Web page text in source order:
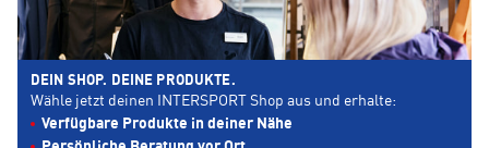
DEIN SHOP. DEINE PRODUKTE.
Wähle jetzt deinen INTERSPORT Shop aus und erhalte:
Verfügbare Produkte in deiner Nähe